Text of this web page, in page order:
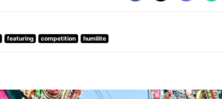
featuring competition humilite